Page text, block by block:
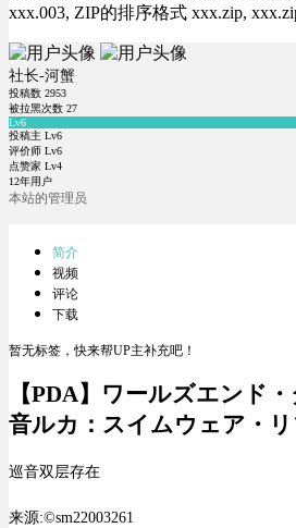
xxx.003, ZIP的排序格式 xxx.zip,
社长-河蟹
投稿数 2953
被拉黑次数 27
Lv6
投稿主 Lv6
评价师 Lv6
点赞家 Lv4
12年用户
本站的管理员
简介
视频
评论
下载
暂无标签，快来帮UP主补充吧！
【PDA】ワールズエンド
音ルカ：スイムウェア・リ
巡音双层存在
来源:©sm22003261